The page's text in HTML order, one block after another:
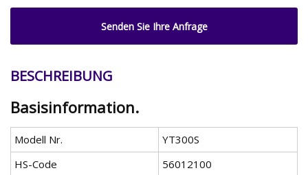
Senden Sie Ihre Anfrage
BESCHREIBUNG
Basisinformation.
Modell Nr.
YT300S
HS-Code
56012100